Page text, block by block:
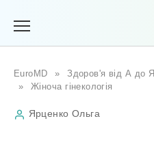
EuroMD » Здоров'я від А до Я
»
Жіноча гінекологія
Ярценко Ольга